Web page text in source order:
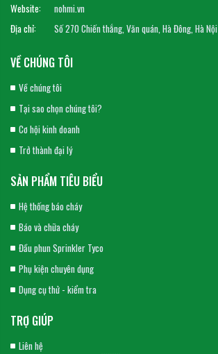
Website:
nohmi.vn
Địa chỉ:
Số 270 Chiến thắng, Văn quán, Hà Đông, Hà Nội
VỀ CHÚNG TÔI
Về chúng tôi
Tại sao chọn chúng tôi?
Cơ hội kinh doanh
Trở thành đại lý
SẢN PHẨM TIÊU BIỂU
Hệ thống báo cháy
Báo và chữa cháy
Đầu phun Sprinkler Tyco
Phụ kiện chuyên dụng
Dụng cụ thử - kiểm tra
TRỢ GIÚP
Liên hệ